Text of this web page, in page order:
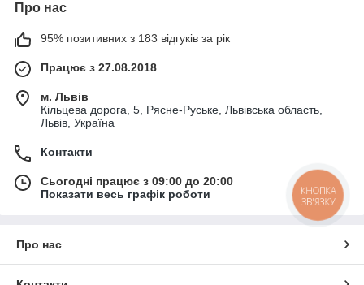
Про нас
95% позитивних з 183 відгуків за рік
Працює з 27.08.2018
м. Львів
Кільцева дорога, 5, Рясне-Руське, Львівська область,
Львів, Україна
Контакти
Сьогодні працює з 09:00 до 20:00
Показати весь графік роботи
Про нас
КНОПКА
ЗВ'ЯЗКУ